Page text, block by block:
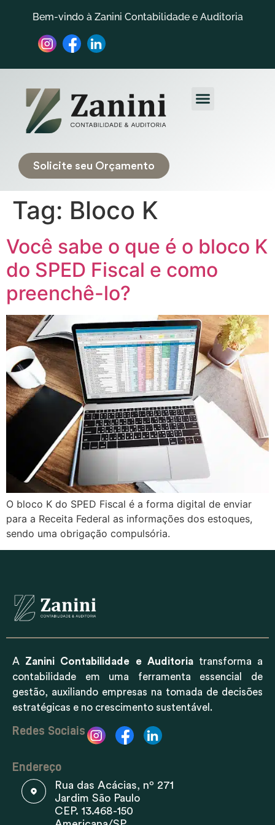
Bem-vindo à Zanini Contabilidade e Auditoria
Solicite seu Orçamento
Tag: Bloco K
Você sabe o que é o bloco K
do SPED Fiscal e como
preenchê-lo?
O bloco K do SPED Fiscal é a forma digital de enviar
para a Receita Federal as informações dos estoques,
sendo uma obrigação compulsória.
A Zanini Contabilidade e Auditoriatransforma a
contabilidade em uma ferramenta essencial de
gestão, auxiliando empresas na tomada de decisões
estratégicas e no crescimento sustentável.
Redes Sociais
Endereço
Rua das Acácias, nº 271
Jardim São Paulo
CEP. 13.468-150